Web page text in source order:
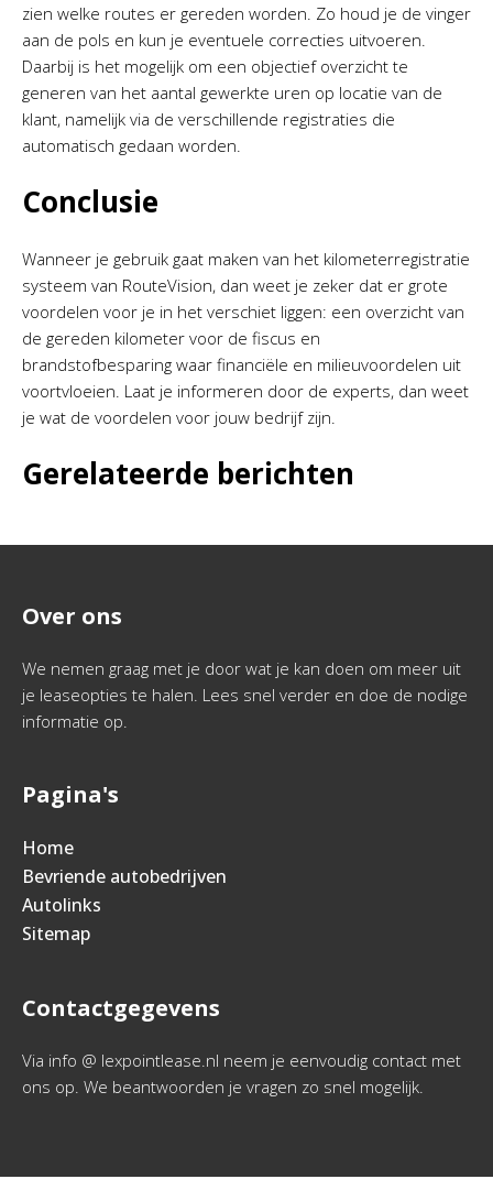
zien welke routes er gereden worden. Zo houd je de vinger
aan de pols en kun je eventuele correcties uitvoeren.
Daarbij is het mogelijk om een objectief overzicht te
generen van het aantal gewerkte uren op locatie van de
klant, namelijk via de verschillende registraties die
automatisch gedaan worden.
Conclusie
Wanneer je gebruik gaat maken van het kilometerregistratie
systeem van RouteVision, dan weet je zeker dat er grote
voordelen voor je in het verschiet liggen: een overzicht van
de gereden kilometer voor de fiscus en
brandstofbesparing waar financiële en milieuvoordelen uit
voortvloeien. Laat je informeren door de experts, dan weet
je wat de voordelen voor jouw bedrijf zijn.
Gerelateerde berichten
Over ons
We nemen graag met je door wat je kan doen om meer uit
je leaseopties te halen. Lees snel verder en doe de nodige
informatie op.
Pagina's
Home
Bevriende autobedrijven
Autolinks
Sitemap
Contactgegevens
Via info @ lexpointlease.nl neem je eenvoudig contact met
ons op. We beantwoorden je vragen zo snel mogelijk.